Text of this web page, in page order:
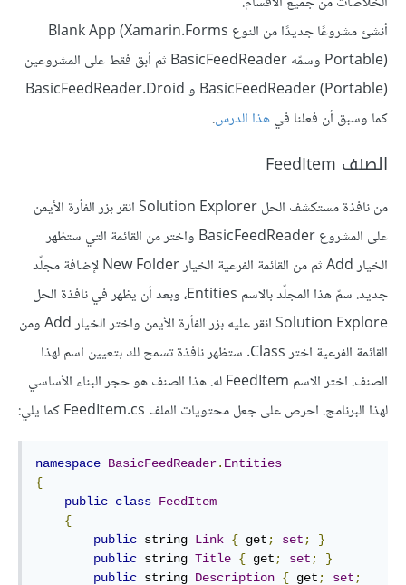
أنشئ مشروعًا جديدًا من النوع Blank App (Xamarin.Forms
Portable) وسمّه BasicFeedReader ثم أبق فقط على المشروعين
BasicFeedReader (Portable) و BasicFeedReader.Droid
كما وسبق أن فعلنا فيهذا الدرس.
الصنف FeedItem
من نافذة مستكشف الحل Solution Explorer انقر بزر الفأرة الأيمن
على المشروع BasicFeedReader واختر من القائمة التي ستظهر
الخيار Add ثم من القائمة الفرعية الخيار New Folder لإضافة مجلّد
جديد. سمّ هذا المجلّد بالاسم Entities، وبعد أن يظهر في نافذة الحل
Solution Explore انقر عليه بزر الفأرة الأيمن واختر الخيار Add ومن
القائمة الفرعية اختر Class. ستظهر نافذة تسمح لك بتعيين اسم لهذا
الصنف. اختر الاسم FeedItem له. هذا الصنف هو حجر البناء الأساسي
لهذا البرنامج. احرص على جعل محتويات الملف FeedItem.cs كما يلي:
namespace BasicFeedReader. Entities
{
public class FeedItem
{
public string Link { get ; set ;
}
public string Title { get ; set ;
}
public string Description { get ; set ;